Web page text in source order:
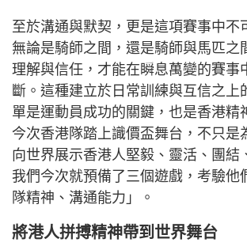
至於溝通與默契，更是這項賽事中不
無論是騎師之間，還是騎師與馬匹之
理解與信任，才能在瞬息萬變的賽事
斷。這種建立於日常訓練與互信之上
單是運動員成功的關鍵，也是香港精
今次香港隊踏上識價盃舞台，不只是
向世界展示香港人堅毅、靈活、團結
我們今次就預備了三個遊戲，考驗他
隊精神、溝通能力」。
將港人拼搏精神帶到世界舞台